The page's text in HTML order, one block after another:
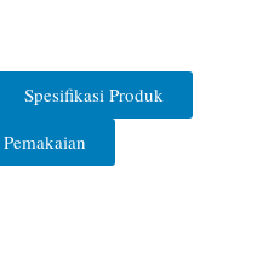
Spesifikasi Produk